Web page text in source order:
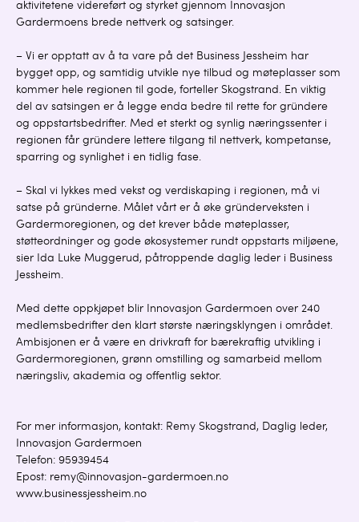
aktivitetene videreført og styrket gjennom Innovasjon
Gardermoens brede nettverk og satsinger.
– Vi er opptatt av å ta vare på det Business Jessheim har
bygget opp, og samtidig utvikle nye tilbud og møteplasser som
kommer hele regionen til gode, forteller Skogstrand. En viktig
del av satsingen er å legge enda bedre til rette for gründere
og oppstartsbedrifter. Med et sterkt og synlig næringssenter i
regionen får gründere lettere tilgang til nettverk, kompetanse,
sparring og synlighet i en tidlig fase.
– Skal vi lykkes med vekst og verdiskaping i regionen, må vi
satse på gründerne. Målet vårt er å øke gründerveksten i
Gardermoregionen, og det krever både møteplasser,
støtteordninger og gode økosystemer rundt oppstarts miljøene,
sier Ida Luke Muggerud, påtroppende daglig leder i Business
Jessheim.
Med dette oppkjøpet blir Innovasjon Gardermoen over 240
medlemsbedrifter den klart største næringsklyngen i området.
Ambisjonen er å være en drivkraft for bærekraftig utvikling i
Gardermoregionen, grønn omstilling og samarbeid mellom
næringsliv, akademia og offentlig sektor.
For mer informasjon, kontakt: Remy Skogstrand, Daglig leder,
Innovasjon Gardermoen
Telefon: 95939454
Epost: remy@innovasjon-gardermoen.no
www.businessjessheim.no